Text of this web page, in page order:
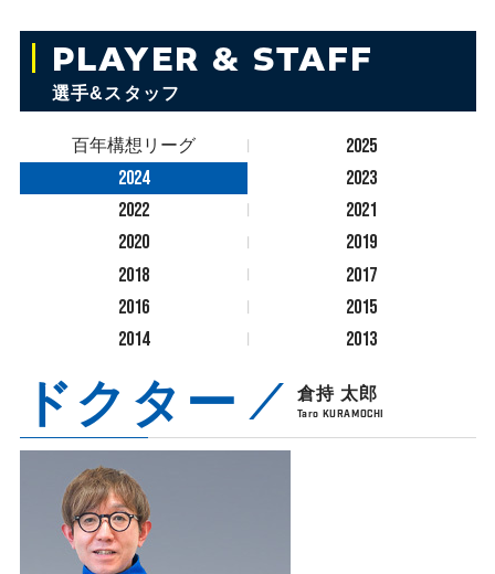
PLAYER & STAFF
選手&スタッフ
百年構想リーグ
2025
2024
2023
2022
2021
2020
2019
2018
2017
2016
2015
2014
2013
ドクター 倉持 太郎
Taro KURAMOCHI